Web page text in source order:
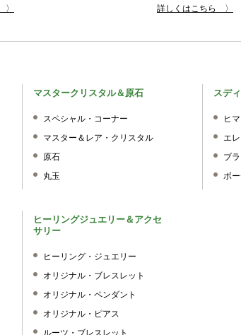
詳しくはこちら 〉
マスタークリスタル＆原石
スペシャル・コーナー
マスター＆レア・クリスタル
原石
丸玉
ヒーリングジュエリー＆アクセ
サリー
ヒーリング・ジュエリー
オリジナル・ブレスレット
オリジナル・ペンダント
オリジナル・ピアス
スデ
ヒ
エ
ブ
ボ